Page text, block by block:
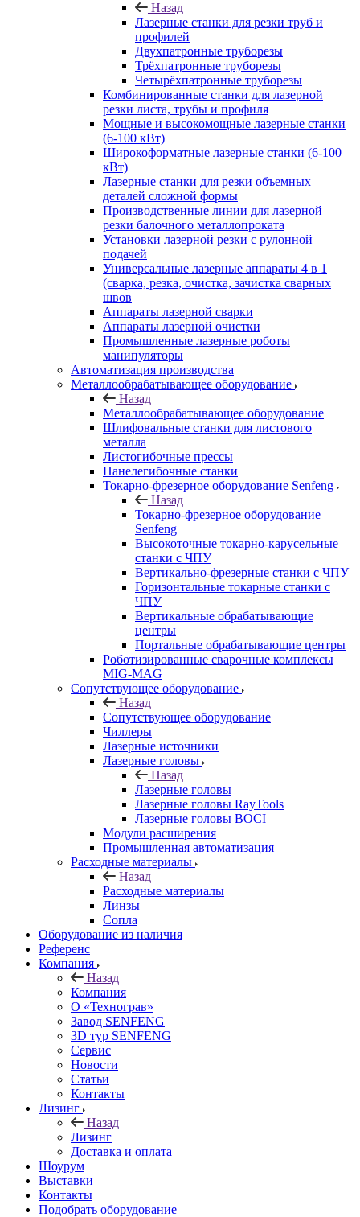
Назад
Лазерные станки для резки труб и
профилей
Двухпатронные труборезы
Трёхпатронные труборезы
Четырёхпатронные труборезы
Комбинированные станки для лазерной
резки листа, трубы и профиля
Мощные и высокомощные лазерные станки
(6-100 кВт)
Широкоформатные лазерные станки (6-100
кВт)
Лазерные станки для резки объемных
деталей сложной формы
Производственные линии для лазерной
резки балочного металлопроката
Установки лазерной резки с рулонной
подачей
Универсальные лазерные аппараты 4 в 1
(сварка, резка, очистка, зачистка сварных
швов
Аппараты лазерной сварки
Аппараты лазерной очистки
Промышленные лазерные роботы
манипуляторы
Автоматизация производства
Металлообрабатывающее оборудование
Назад
Металлообрабатывающее оборудование
Шлифовальные станки для листового
металла
Листогибочные прессы
Панелегибочные станки
Токарно-фрезерное оборудование Senfeng
Назад
Токарно-фрезерное оборудование
Senfeng
Высокоточные токарно-карусельные
станки с ЧПУ
Вертикально-фрезерные станки с ЧПУ
Горизонтальные токарные станки с
ЧПУ
Вертикальные обрабатывающие
центры
Портальные обрабатывающие центры
Роботизированные сварочные комплексы
MIG-MAG
Сопутствующее оборудование
Назад
Сопутствующее оборудование
Чиллеры
Лазерные источники
Лазерные головы
Назад
Лазерные головы
Лазерные головы RayTools
Лазерные головы BOCI
Модули расширения
Промышленная автоматизация
Расходные материалы
Назад
Расходные материалы
Линзы
Сопла
Оборудование из наличия
Референс
Компания
Назад
Компания
О «Технограв»
Завод SENFENG
3D тур SENFENG
Сервис
Новости
Статьи
Контакты
Лизинг
Назад
Лизинг
Доставка и оплата
Шоурум
Выставки
Контакты
Подобрать оборудование